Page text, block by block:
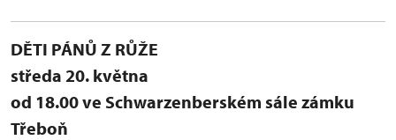
DĚTI PÁNŮ Z RŮŽE
středa 20. května
od 18.00 ve Schwarzenberském sále zámku
Třeboň